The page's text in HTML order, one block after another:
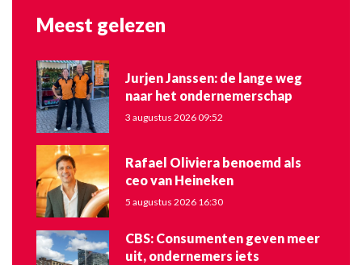
Meest gelezen
Jurjen Janssen: de lange weg
naar het ondernemerschap
3 augustus 2026 09:52
Rafael Oliviera benoemd als
ceo van Heineken
5 augustus 2026 16:30
CBS: Consumenten geven meer
uit, ondernemers iets